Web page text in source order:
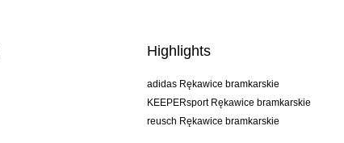
Highlights
adidas Rękawice bramkarskie
KEEPERsport Rękawice bramkarskie
reusch Rękawice bramkarskie